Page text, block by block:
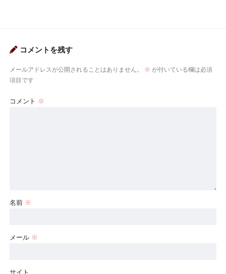
コメントを残す
メールアドレスが公開されることはありません。 ※ が付いている欄は必須
項目です
コメント ※
名前 ※
メール ※
サイト